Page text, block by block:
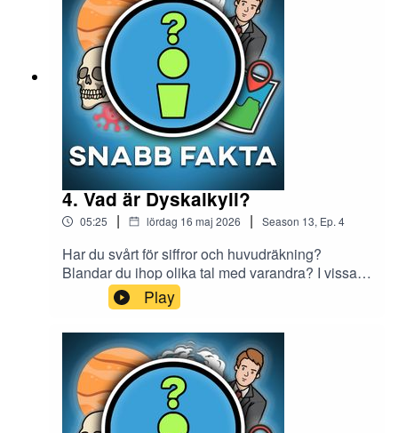
b9Bv1KoKvzptUaj
4. Vad är Dyskalkyli?
05:25 | lördag 16 maj 2026 | Season 13, Ep. 4
Har du svårt för siffror och huvudräkning?
Blandar du ihop olika tal med varandra? I vissa
fall kan detta handla om Dyskalkyli.Glöm inte att
prenumerera på min Youtube-kanal Snabb
Fakta.Instagram: snabb.faktaTIKTOK:
riktigasnabbfaktaMail:
snabbfakta1@gmail.comMin andra podcast
Midnattståget - Creepypastor från
internet:https://open.spotify.com/show/2aevEEW
b9Bv1KoKvzptUaj
Play